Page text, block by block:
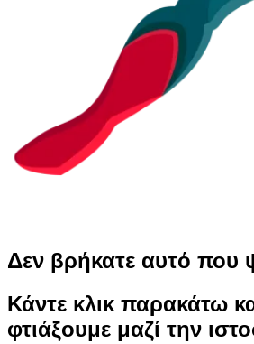
Δεν βρήκατε αυτό που
Κάντε κλικ παρακάτω
φτιάξουμε μαζί την